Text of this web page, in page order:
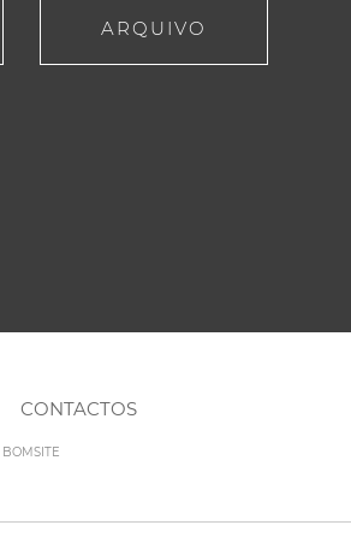
ARQUIVO
CONTACTOS
BOMSITE